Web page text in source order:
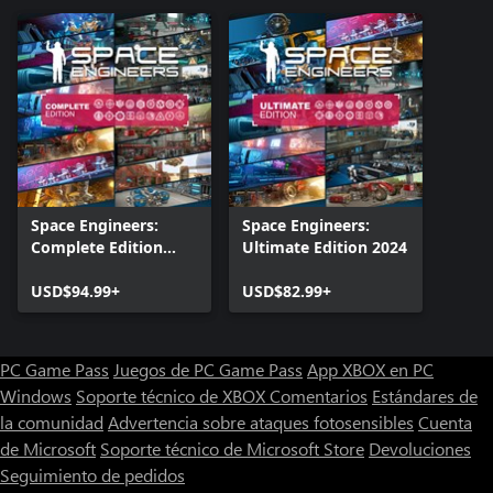
Sofá empotrado
Un sofá empotrado para decorar interiores. Puede utilizarse
como asiento.
Cama empotrada
Una cama empotrada para decorar interiores. Puede conservar el
inventario y la barra de herramientas de los jugadores mientras
estén desconectados y los mantiene con vida mientras haya
oxígeno disponible en el entorno.
Botonera empotrada
sistemas.
Rincón de entretenimiento
Relájese con estilo y comodidad: el Rincón de entretenimiento es
un bloque decorativo con múltiples usos.
Space Engineers:
Complete Edition
USD$94.99+
Space Engineers:
Ultimate Edition 2024
USD$82.99+
PC Game Pass Juegos de PC Game Pass App XBOX en PC
Windows Soporte técnico de XBOXComentarios Estándares de
la comunidad Advertencia sobre ataques fotosensibles Cuenta
de Microsoft Soporte técnico de Microsoft Store Devoluciones
Seguimiento de pedidos